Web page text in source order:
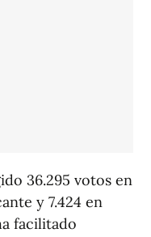
36.295 votos en
y 7.424 en
facilitado